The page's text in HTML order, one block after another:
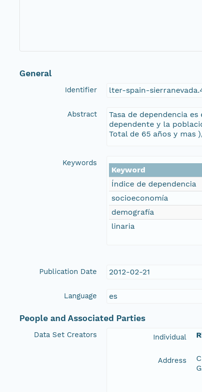
General
Identifier lter-spain-
Abstract
Tasa de dependencia
dependente y la
Total de 65 años y mas
Keywords
Keyword
Índice de dependencia
socioeconomía
demografía
linaria
Publication Date 2012-02-21
Language es
People and Associated Parties
Data Set Creators Individual
Address